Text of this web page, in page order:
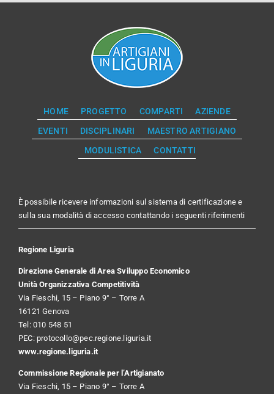
HOME PROGETTO COMPARTI
AZIENDE
EVENTI
DISCIPLINARI
MAESTRO ARTIGIANO
MODULISTICA
CONTATTI
È possibile ricevere informazioni sul sistema di certificazione e
sulla sua modalità di accesso contattando i seguenti riferimenti
Regione Liguria
Direzione Generale di Area Sviluppo Economico
Unità Organizzativa Competitività
Via Fieschi, 15 – Piano 9° – Torre A
16121 Genova
Tel: 010 548 51
PEC: protocollo@pec.regione.liguria.it
www.regione.liguria.it
Commissione Regionale per l’Artigianato
Via Fieschi, 15 – Piano 9° – Torre A